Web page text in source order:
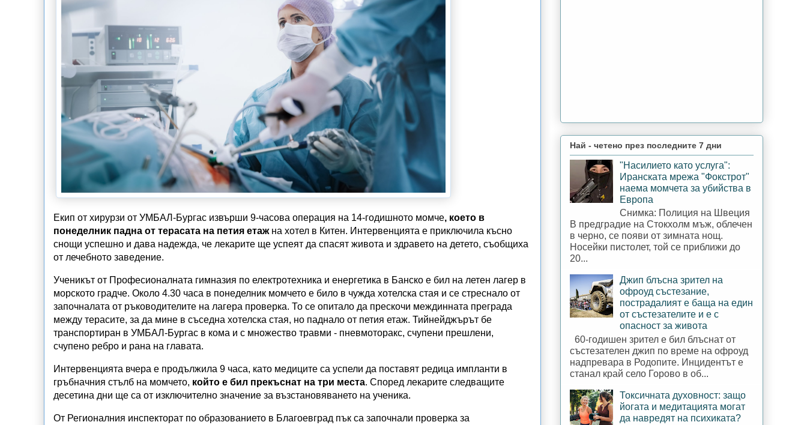
Екип от хирурзи от УМБАЛ-Бургас извърши 9-часова операция на 14-годишното момче, което в
понеделник падна от терасата на петия етажна хотел в Китен. Интервенцията е приключила късно
снощи успешно и дава надежда, че лекарите ще успеят да спасят живота и здравето на детето, съобщиха
от лечебното заведение.
Ученикът от Професионалната гимназия по електротехника и енергетика в Банско е бил на летен лагер в
морското градче. Около 4.30 часа в понеделник момчето е било в чужда хотелска стая и се стреснало от
започналата от ръководителите на лагера проверка. То се опитало да прескочи междинната преграда
между терасите, за да мине в съседна хотелска стая, но паднало от петия етаж. Тийнейджърът бе
транспортиран в УМБАЛ-Бургас в кома и с множество травми - пневмоторакс, счупени прешлени,
счупено ребро и рана на главата.
Интервенцията вчера е продължила 9 часа, като медиците са успели да поставят редица импланти в
гръбначния стълб на момчето, който е бил прекъснат на три места. Според лекарите следващите
десетина дни ще са от изключително значение за възстановяването на ученика.
От Регионалния инспекторат по образованието в Благоевград пък са започнали проверка за
Най - четено през последните 7 дни
"Насилието като услуга":
Иранската мрежа "Фокстрот"
наема момчета за убийства в
Европа
Снимка: Полиция на Швеция
В предградие на Стокхолм мъж, облечен
в черно, се появи от зимната нощ.
Носейки пистолет, той се приближи до
20...
Джип блъсна зрител на
офроуд състезание,
пострадалият е баща на един
от състезателите и е с
опасност за живота
60-годишен зрител е бил блъснат от
състезателен джип по време на офроуд
надпревара в Родопите. Инцидентът е
станал край село Горово в об...
Токсичната духовност: защо
йогата и медитацията могат
да навредят на психиката?